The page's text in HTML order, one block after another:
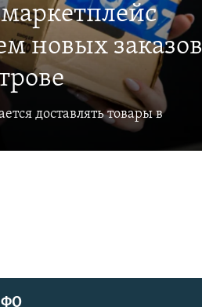
новых заказов
доставлять товары в